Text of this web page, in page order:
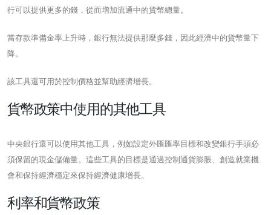
行可以提供更多的錢，從而增加流通中的貨幣總量。
當存款準備金率上升時，銀行無法提供那麼多錢，因此經濟中的貨幣量下
降。
該工具還可用於控制價格並幫助經濟增長。
貨幣政策中使用的其他工具
中央銀行還可以使用其他工具，例如設定外匯匯率目標和改變銀行手頭必
須保留的現金儲備量。這些工具的目標是通過控制通貨膨脹、創造就業機
會和保持經濟穩定來保持經濟健康增長。
利率和貨幣政策